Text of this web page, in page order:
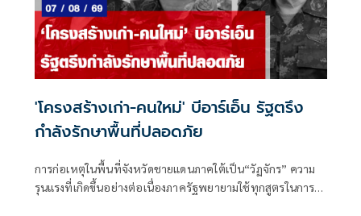
'โครงสร้างเก่า-คนใหม่' บีอาร์เอ็น รัฐตรึง
กำลังรักษาพื้นที่ปลอดภัย
การก่อเหตุในพื้นที่จังหวัดชายแดนภาคใต้เป็น“วัฏจักร” ความ
รุนแรงที่เกิดขึ้นอย่างต่อเนื่องภาครัฐพยายามใช้ทุกสูตรในการ